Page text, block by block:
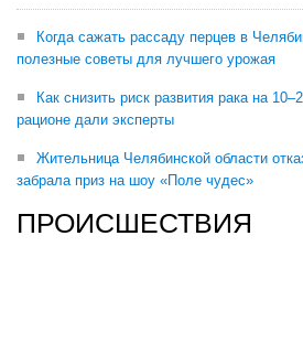
Когда сажать рассаду перцев в
полезные советы для лучшего урожая
Как снизить риск развития рака на
рационе дали эксперты
Жительница Челябинской области
забрала приз на шоу «Поле чудес»
ПРОИСШЕСТВИЯ